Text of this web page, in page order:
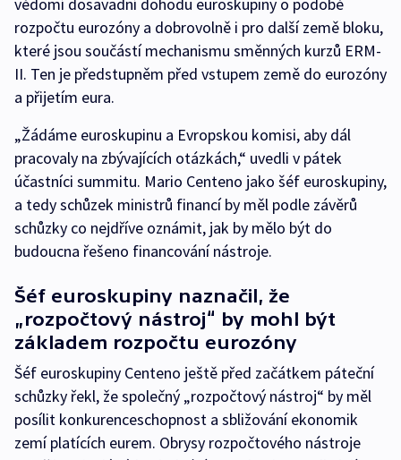
rozpočtu eurozóny a dobrovolně i pro další země bloku,
které jsou součástí mechanismu směnných kurzů ERM-
II. Ten je předstupněm před vstupem země do eurozóny
a přijetím eura.
„Žádáme euroskupinu a Evropskou komisi, aby dál
pracovaly na zbývajících otázkách,“ uvedli v pátek
účastníci summitu. Mario Centeno jako šéf euroskupiny,
a tedy schůzek ministrů financí by měl podle závěrů
schůzky co nejdříve oznámit, jak by mělo být do
budoucna řešeno financování nástroje.
Šéf euroskupiny naznačil, že
„rozpočtový nástroj“ by mohl být
základem rozpočtu eurozóny
Šéf euroskupiny Centeno ještě před začátkem páteční
schůzky řekl, že společný „rozpočtový nástroj“ by měl
posílit konkurenceschopnost a sbližování ekonomik
zemí platících eurem. Obrysy rozpočtového nástroje